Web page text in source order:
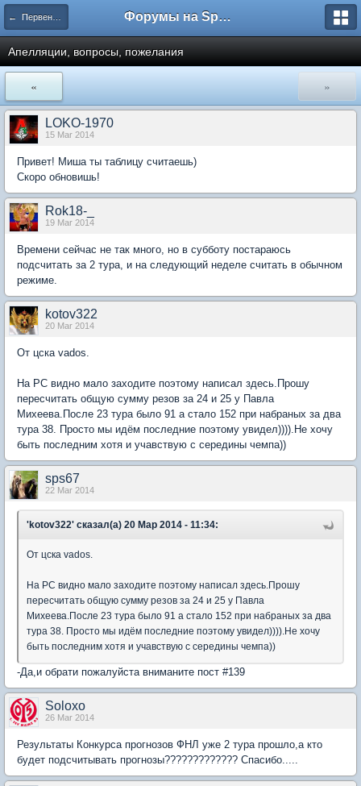
← Первенство России. ФНЛ Форумы на Sportbox.ru
Апелляции, вопросы, пожелания
« »
LOKO-1970
15 Mar 2014
Привет! Миша ты таблицу считаешь)
Скоро обновишь!
Rok18-_
19 Mar 2014
Времени сейчас не так много, но в субботу постараюсь
подсчитать за 2 тура, и на следующий неделе считать в обычном
режиме.
kotov322
20 Mar 2014
От цска vados.
На РС видно мало заходите поэтому написал здесь.Прошу
пересчитать общую сумму резов за 24 и 25 у Павла
Михеева.После 23 тура было 91 а стало 152 при набраных за два
тура 38. Просто мы идём последние поэтому увидел)))).Не хочу
быть последним хотя и учавствую с середины чемпа))
sps67
22 Mar 2014
'kotov322' сказал(а) 20 Мар 2014 - 11:34:
От цска vados.
На РС видно мало заходите поэтому написал здесь.Прошу
пересчитать общую сумму резов за 24 и 25 у Павла
Михеева.После 23 тура было 91 а стало 152 при набраных за два
тура 38. Просто мы идём последние поэтому увидел)))).Не хочу
быть последним хотя и учавствую с середины чемпа))
-Да,и обрати пожалуйста вниманите пост #139
Soloxo
26 Mar 2014
Результаты Конкурса прогнозов ФНЛ уже 2 тура прошло,а кто
будет подсчитывать прогнозы????????????? Спасибо.....